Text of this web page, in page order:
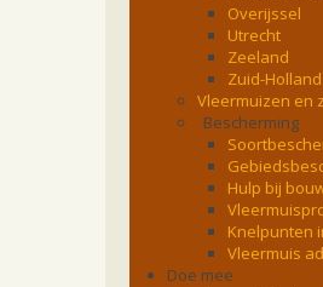
Overijssel
Utrecht
Zeeland
Zuid-Holland
Vleermuizen en
Bescherming
Hulp bij
Knelpunten
Vleermuis
Doe mee